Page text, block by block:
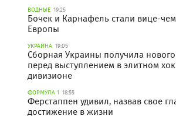
ВОДНЫЕ 19:25
Бочек и Карнафель стали вице-
Европы
УКРАИНА 19:05
Сборная Украины получила
перед выступлением в элитном
дивизионе
ФОРМУЛА 1 18:55
Ферстаппен удивил, назвав свое
достижение в жизни